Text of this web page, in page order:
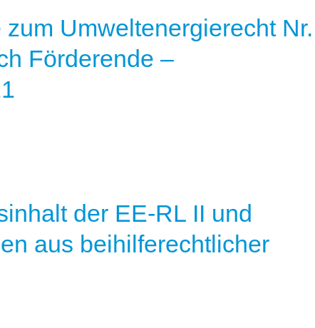
Umweltenergierecht Nr.
Förderende –
der EE-RL II und
aus beihilferechtlicher